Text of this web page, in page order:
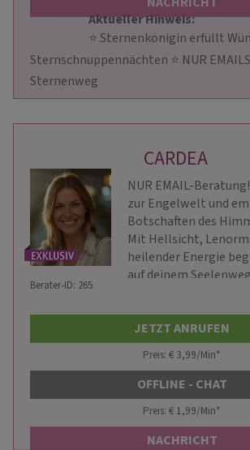
Aktueller Hinweis:
Sternschnuppennächten ⭐️ NUR
Sternenweg
CARDEA
NUR EMAIL-
zur Engelwelt und
Botschaften des
Mit Hellsicht,
heilender Energie
auf deinem
Berater-ID: 265
JETZT ANRUFEN
Preis: € 3,99/Min*
OFFLINE - CHAT
Preis: € 1,99/Min*
NACHRICHT